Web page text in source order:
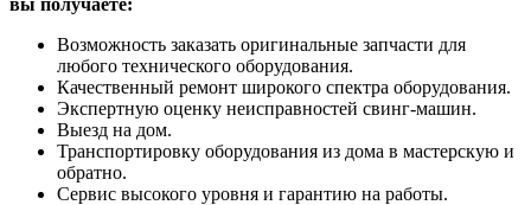
Возможность заказать оригинальные запчасти для
любого технического оборудования.
Качественный ремонт широкого спектра оборудования.
Экспертную оценку неисправностей свинг-машин.
Выезд на дом.
Транспортировку оборудования из дома в мастерскую и
обратно.
Сервис высокого уровня и гарантию на работы.